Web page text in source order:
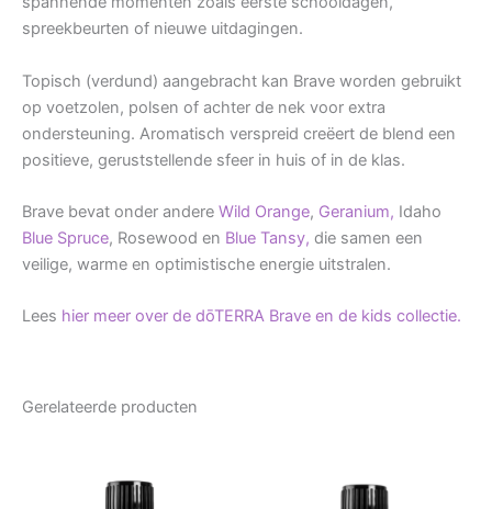
spreekbeurten of nieuwe uitdagingen.
Topisch (verdund) aangebracht kan Brave worden gebruikt
op voetzolen, polsen of achter de nek voor extra
ondersteuning. Aromatisch verspreid creëert de blend een
positieve, geruststellende sfeer in huis of in de klas.
Brave bevat onder andere Wild Orange, Geranium, Idaho
Blue Spruce, Rosewood en Blue Tansy, die samen een
veilige, warme en optimistische energie uitstralen.
Lees hier meer over de dōTERRA Brave en de kids collectie.
Gerelateerde producten